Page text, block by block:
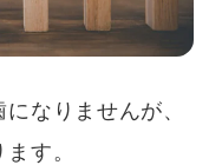
なりませんが、
す。